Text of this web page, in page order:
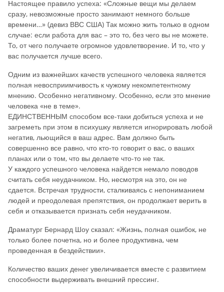
Настоящее правило успеха: «Сложные вещи мы делаем
сразу, невозможные просто занимают немного больше
времени…» (девиз ВВС США) Так можно жить только в одном
случае: если работа для вас – это то, без чего вы не можете.
То, от чего получаете огромное удовлетворение. И то, что у
вас получается лучше всего.
Одним из важнейших качеств успешного человека является
полная невосприимчивость к чужому некомпетентному
мнению. Особенно негативному. Особенно, если это мнение
человека «не в теме».
ЕДИНСТВЕННЫМ способом все-таки добиться успеха и не
загреметь при этом в психушку является игнорировать любой
негатив, льющийся в ваш адрес. Вам должно быть
совершенно все равно, что кто-то говорит о вас, о ваших
планах или о том, что вы делаете что-то не так.
У каждого успешного человека найдется немало поводов
считать себя неудачником. Но, несмотря на это, он не
сдается. Встречая трудности, сталкиваясь с непониманием
людей и преодолевая препятствия, он продолжает верить в
себя и отказывается признать себя неудачником.
Драматург Бернард Шоу сказал: «Жизнь, полная ошибок, не
только более почетна, но и более продуктивна, чем
проведенная в бездействии».
Количество ваших денег увеличивается вместе с развитием
способности выдерживать внешний прессинг.